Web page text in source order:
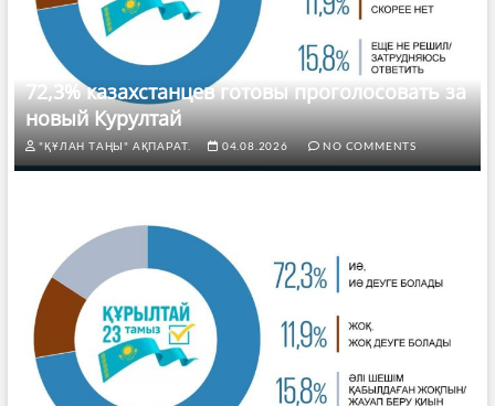
72,3% казахстанцев готовы проголосовать за
новый Курултай
"ҚҰЛАН ТАҢЫ" АҚПАРАТ. 04.08.2026 NO COMMENTS